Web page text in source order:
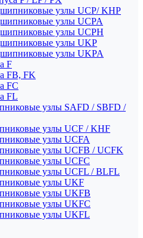
узлы UCP/ KHP
узлы UCPA
узлы UCPH
узлы UKP
узлы UKPA
F
FB, FK
FC
FL
узлы SAFD / SBFD /
узлы UCF / KHF
узлы UCFA
узлы UCFB / UCFK
узлы UCFC
узлы UCFL / BLFL
узлы UKF
узлы UKFB
узлы UKFC
узлы UKFL